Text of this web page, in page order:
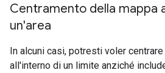
Centramento della mappa
un'area
In alcuni casi, potresti voler
all'interno di un limite anziché